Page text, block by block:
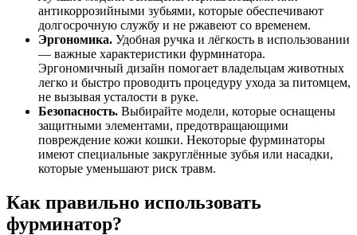
антикоррозийными зубьями, которые обеспечивают
долгосрочную службу и не ржавеют со временем.
Эргономика. Удобная ручка и лёгкость в использовании
— важные характеристики фурминатора.
Эргономичный дизайн помогает владельцам животных
легко и быстро проводить процедуру ухода за питомцем,
не вызывая усталости в руке.
Безопасность. Выбирайте модели, которые оснащены
защитными элементами, предотвращающими
повреждение кожи кошки. Некоторые фурминаторы
имеют специальные закруглённые зубья или насадки,
которые уменьшают риск травм.
Как правильно использовать
фурминатор?